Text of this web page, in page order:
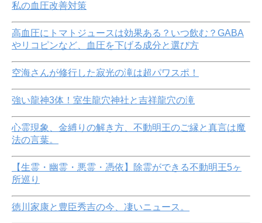
私の血圧改善対策
高血圧にトマトジュースは効果ある？いつ飲む？GABA
やリコピンなど、血圧を下げる成分と選び方
空海さんが修行した寂光の滝は超パワスポ！
強い龍神3体！室生龍穴神社と吉祥龍穴の滝
心霊現象、金縛りの解き方、不動明王のご縁と真言は魔
法の言葉。
【生霊・幽霊・悪霊・憑依】除霊ができる不動明王5ヶ
所巡り
徳川家康と豊臣秀吉の今、凄いニュース。